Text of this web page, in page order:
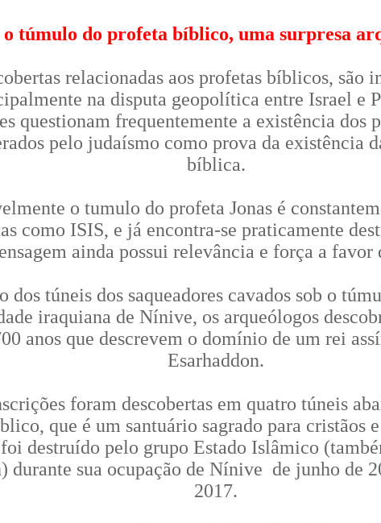
o túmulo do profeta bíblico, uma surpresa
relacionadas aos profetas bíblicos, são
na disputa geopolítica entre Israel e
questionam frequentemente a existência dos
pelo judaísmo como prova da existência
bíblica.
o tumulo do profeta Jonas é
como ISIS, e já encontra-se praticamente
ainda possui relevância e força a favor
dos túneis dos saqueadores cavados sob o
iraquiana de Nínive, os arqueólogos
anos que descrevem o domínio de um rei
Esarhaddon.
foram descobertas em quatro túneis
que é um santuário sagrado para cristãos
destruído pelo grupo Estado Islâmico
durante sua ocupação de Nínive de junho de
2017.